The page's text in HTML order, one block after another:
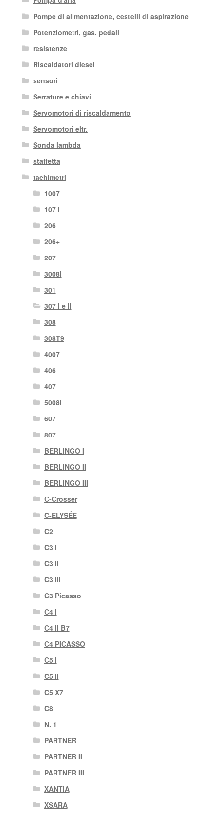
Pompe di alimentazione, cestelli di aspirazione
Potenziometri, gas. pedali
resistenze
Riscaldatori diesel
sensori
Serrature e chiavi
Servomotori di riscaldamento
Servomotori eltr.
Sonda lambda
staffetta
tachimetri
1007
107 I
206
206+
207
3008I
301
307 I e II
308
308T9
4007
406
407
5008I
607
807
BERLINGO I
BERLINGO II
BERLINGO III
C-Crosser
C-ELYSÉE
C2
C3 I
C3 II
C3 III
C3 Picasso
C4 I
C4 II B7
C4 PICASSO
C5 I
C5 II
C5 X7
C8
N. 1
PARTNER
PARTNER II
PARTNER III
XANTIA
XSARA